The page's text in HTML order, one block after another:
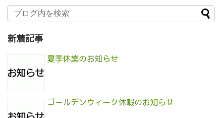
新着記事
夏季休業のお知らせ
ゴールデンウィーク休暇のお知らせ